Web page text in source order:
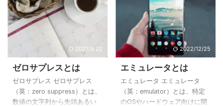
択ソートとは対象となるデー
タの中から最小値（もしくは
最大値）を探し ...
ング言語です。 世界中で使用
されている人気言語である
Javaをもっと簡潔で安全性の
高いプログラミング言語にな
るように改良して作られたの
が Kotlinです。 Kotlinの特徴
Java仮想マシン（Java VM）
上で動作する Javaはサン・マ
イクロシステムズが「Write
once, run anywhere」（一度
「選択ソート」「挿入ソー
ト」があり、より高速な整列
アルゴリズムには「シェルソ
ート」「クイックソート」
「ヒープソート」「マージソ
ート」があります。 本記事で
は、未整列データを木構造を
利用してソートしていく「ヒ
ープソート」について図解で
分かりやすく解説していきま
2021/9/22
ゼロサプレスとは
ゼロサプレス ゼロサプレス
（英：zero suppress）とは、
数値の文字列から先頭あるい
2022/12/25
エミュレータとは
エミュレータ エミュレータ
（英：emulator）とは、特定
のOSやハードウェア向けに開